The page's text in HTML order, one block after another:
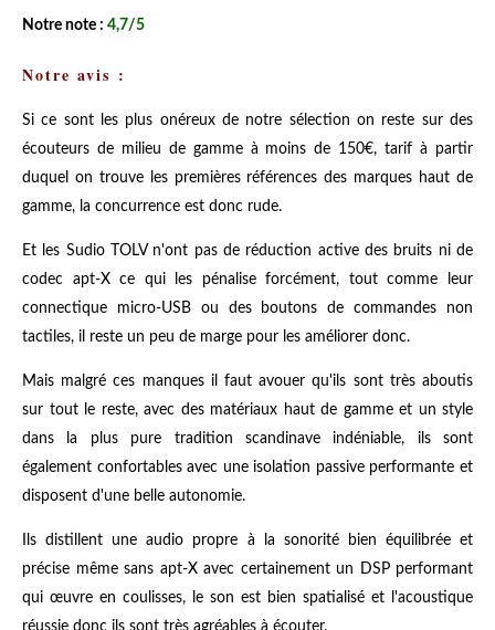
Notre note : 4,7/5
Notre avis :
Si ce sont les plus onéreux de notre sélection on reste sur des
écouteurs de milieu de gamme à moins de 150€, tarif à partir
duquel on trouve les premières références des marques haut de
gamme, la concurrence est donc rude.
Et les Sudio TOLV n'ont pas de réduction active des bruits ni de
codec apt-X ce qui les pénalise forcément, tout comme leur
connectique micro-USB ou des boutons de commandes non
tactiles, il reste un peu de marge pour les améliorer donc.
Mais malgré ces manques il faut avouer qu'ils sont très aboutis
sur tout le reste, avec des matériaux haut de gamme et un style
dans la plus pure tradition scandinave indéniable, ils sont
également confortables avec une isolation passive performante et
disposent d'une belle autonomie.
Ils distillent une audio propre à la sonorité bien équilibrée et
précise même sans apt-X avec certainement un DSP performant
qui œuvre en coulisses, le son est bien spatialisé et l'acoustique
réussie donc ils sont très agréables à écouter.